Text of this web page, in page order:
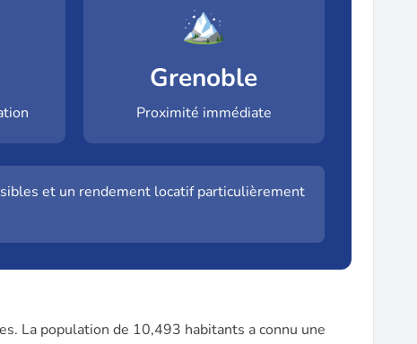
🏔️
Grenoble
Proximité immédiate
et un rendement locatif particulièrement
La population de 10,493 habitants a connu une